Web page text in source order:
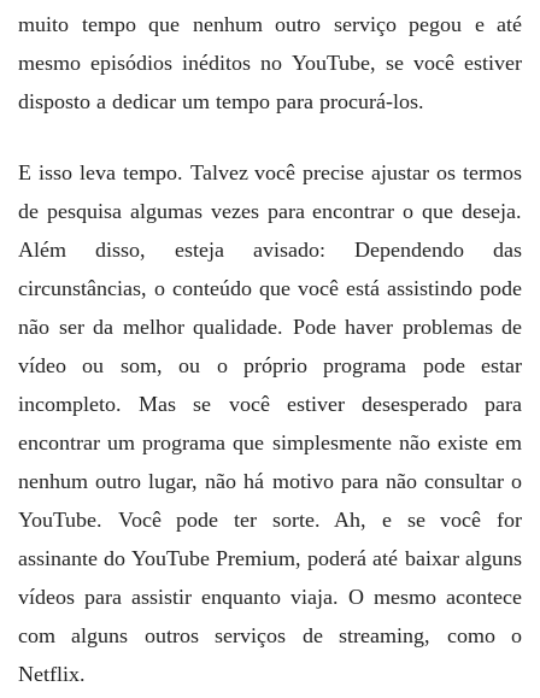
muito tempo que nenhum outro serviço pegou e até
mesmo episódios inéditos no YouTube, se você estiver
disposto a dedicar um tempo para procurá-los.
E isso leva tempo. Talvez você precise ajustar os termos
de pesquisa algumas vezes para encontrar o que deseja.
Além disso, esteja avisado: Dependendo das
circunstâncias, o conteúdo que você está assistindo pode
não ser da melhor qualidade. Pode haver problemas de
vídeo ou som, ou o próprio programa pode estar
incompleto. Mas se você estiver desesperado para
encontrar um programa que simplesmente não existe em
nenhum outro lugar, não há motivo para não consultar o
YouTube. Você pode ter sorte. Ah, e se você for
assinante do YouTube Premium, poderá até baixar alguns
vídeos para assistir enquanto viaja. O mesmo acontece
com alguns outros serviços de streaming, como o
Netflix.